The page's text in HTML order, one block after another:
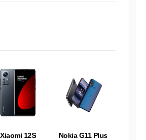
Xiaomi 12S Nokia G11 Plus